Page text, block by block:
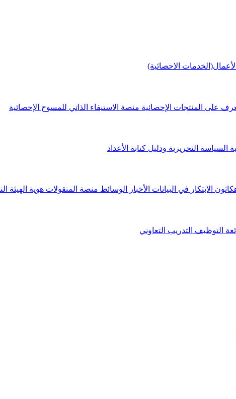
الاحصائية)
على المنتجات الإحصائية منصة الاستيفاء الذاتي للمسوح الإحصائية
السياسة التحريرية ودليل كتابة الأعداد
الابتكار في البيانات الأخبار الوسائط منصة المنقولات هوية الهيئة
التوظيف التدريب التعاوني